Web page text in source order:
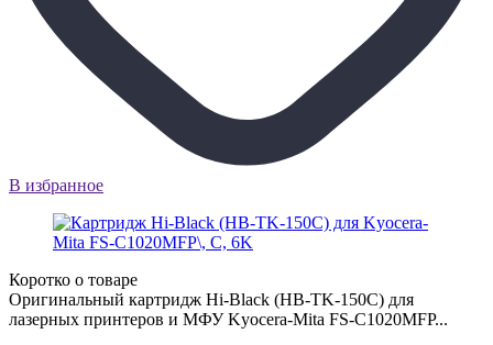
В избранное
Коротко о товаре
Оригинальный картридж Hi-Black (HB-TK-150C) для
лазерных принтеров и МФУ Kyocera-Mita FS-C1020MFP...